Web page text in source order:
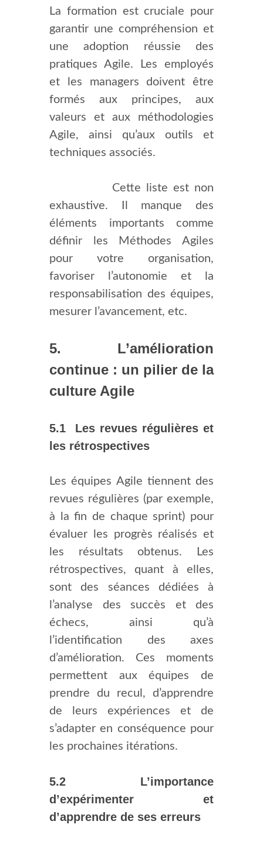
La formation est cruciale pour
garantir une compréhension et
une adoption réussie des
pratiques Agile. Les employés
et les managers doivent être
formés aux principes, aux
valeurs et aux méthodologies
Agile, ainsi qu’aux outils et
techniques associés.
Cette liste est non
exhaustive. Il manque des
éléments importants comme
définir les Méthodes Agiles
pour votre organisation,
favoriser l’autonomie et la
responsabilisation des équipes,
mesurer l’avancement, etc.
5. L’amélioration
continue : un pilier de la
culture Agile
5.1 Les revues régulières et
les rétrospectives
Les équipes Agile tiennent des
revues régulières (par exemple,
à la fin de chaque sprint) pour
évaluer les progrès réalisés et
les résultats obtenus. Les
rétrospectives, quant à elles,
sont des séances dédiées à
l’analyse des succès et des
échecs, ainsi qu’à
l’identification des axes
d’amélioration. Ces moments
permettent aux équipes de
prendre du recul, d’apprendre
de leurs expériences et de
s’adapter en conséquence pour
les prochaines itérations.
5.2 L’importance
d’expérimenter et
d’apprendre de ses erreurs